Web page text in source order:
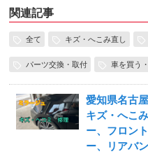
関連記事
全て キズ・へこみ直し
パーツ交換・取付 車を買う
愛知県名古
キズ・へこ
ー、フロン
ー、リアバ